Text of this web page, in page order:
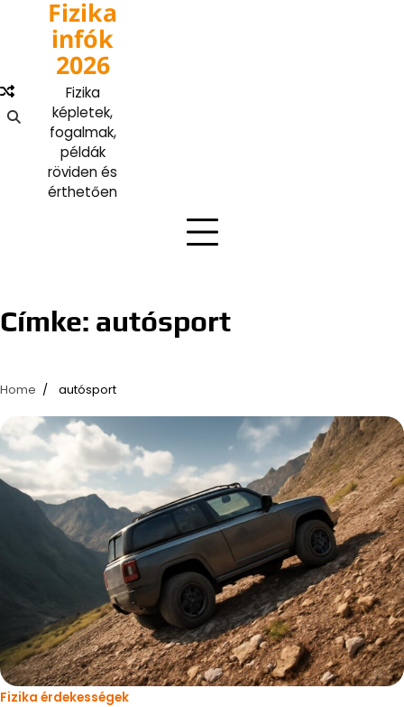
content
Fizika
infók
2026
Fizika
képletek,
fogalmak,
példák
röviden és
érthetően
Címke: autósport
Home autósport
Fizika érdekességek